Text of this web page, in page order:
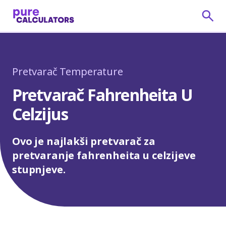
Pretvarač Temperature
Pretvarač Fahrenheita U
Celzijus
Ovo je najlakši pretvarač za
pretvaranje fahrenheita u celzijeve
stupnjeve.